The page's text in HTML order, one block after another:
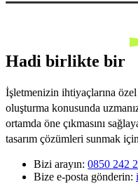
Hadi birlikte bir
İşletmenizin ihtiyaçlarına
oluşturma konusunda
ortamda öne çıkmasını
tasarım çözümleri sunmak
Bizi arayın: 0850 242
Bize e-posta gönderin: